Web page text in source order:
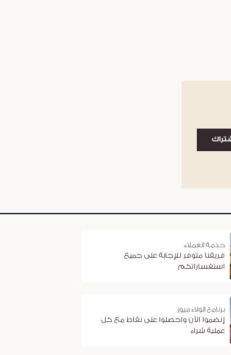
خدمة العملاء
فريقنا متوفر للإجابة على جميع
استفساراتكم
برنامج الولاء ميوز
إنضموا الآن واحصلوا على نقاط مع كل
عملية شراء